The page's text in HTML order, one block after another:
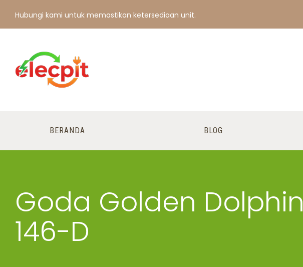
Hubungi kami untuk memastikan ketersediaan unit.
BERANDA BLOG
Goda Golden Dolphin
146-D